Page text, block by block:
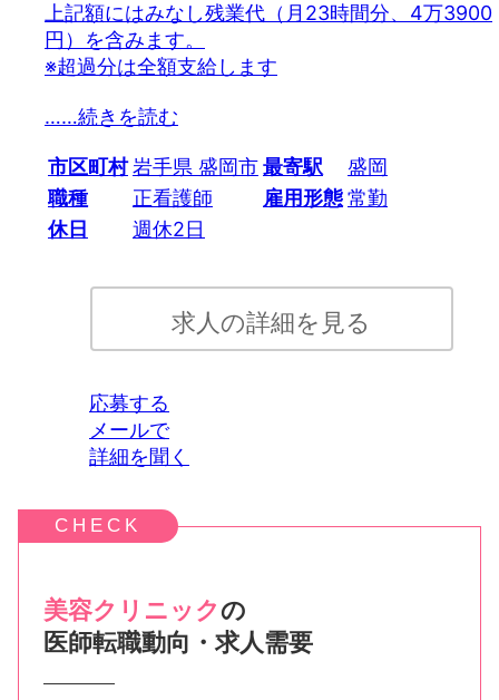
上記額にはみなし残業代（月23時間分、4万3900
円）を含みます。
※超過分は全額支給します
……続きを読む
市区町村岩手県 盛岡市最寄駅
盛岡
職種
正看護師 雇用形態常勤
休日
週休2日
求人の詳細を見る
応募する
メールで
詳細を聞く
美容クリニックの
医師転職動向・求人需要